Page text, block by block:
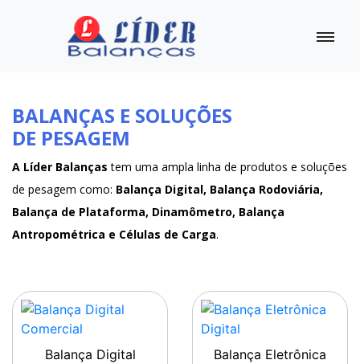
BALANÇAS E SOLUÇÕES
DE PESAGEM
A Líder Balanças tem uma ampla linha de produtos e soluções
de pesagem como: Balança Digital, Balança Rodoviária,
Balança de Plataforma, Dinamômetro, Balança
Antropométrica e Células de Carga.
Balança Digital
Balança Eletrônica